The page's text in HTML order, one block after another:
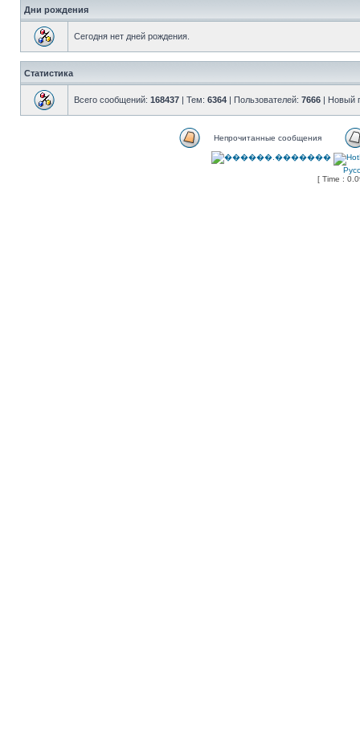
Дни рождения
Сегодня нет дней рождения.
Статистика
Всего сообщений: 168437 | Тем: 6364 | Пользователей: 7666 | Новый
Непрочитанные сообщения
[ Time :